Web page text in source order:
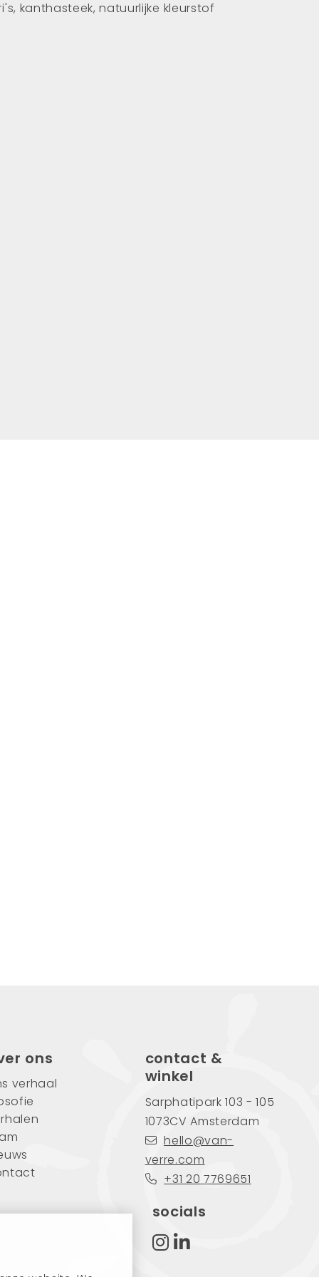
kanthasteek, natuurlijke kleurstof
ons
verhaal
contact &
winkel
Sarphatipark 103 - 105
1073CV Amsterdam
hello@van-
verre.com
+31 20 7769651
socials